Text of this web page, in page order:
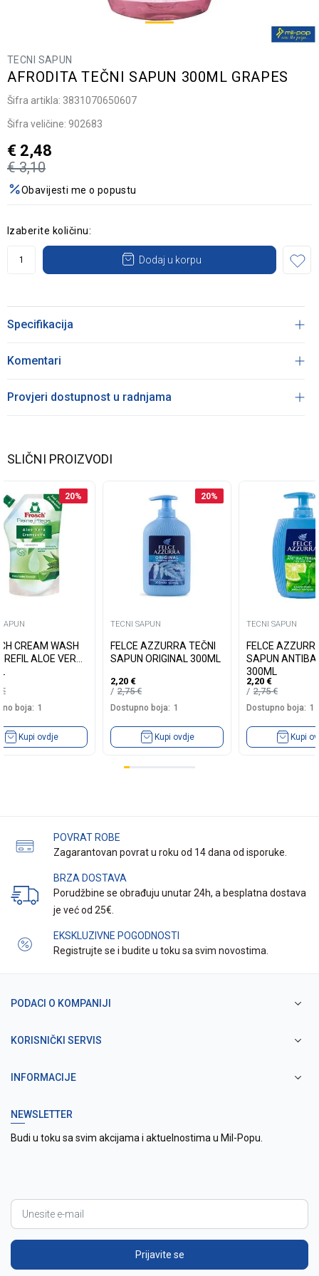
TECNI SAPUN
AFRODITA TEČNI SAPUN 300ML GRAPES
Šifra artikla: 3831070650607
Šifra veličine: 902683
€ 3,10
€ 2,48
Obavijesti me o popustu
Izaberite količinu:
Dodaj u korpu
Specifikacija
Komentari
Provjeri dostupnost u radnjama
SLIČNI PROIZVODI
20%
CREAM WASH
ALOE VERA
€
boja: 1
Kupi ovdje
20%
TECNI SAPUN
FELCE AZZURRA TEČNI
SAPUN ORIGINAL 300ML
2,20 €
2,75€
Dostupno boja: 1
Kupi ovdje
TECNI SAPUN
FELCE
SAPUN
300ML
2,20 €
2,75€
Dostupno boja: 1
Kupi
POVRAT ROBE
Zagarantovan povrat u roku od 14 dana od isporuke.
BRZA DOSTAVA
Porudžbine se obrađuju unutar 24h, a besplatna dostava
je već od 25€.
EKSKLUZIVNE POGODNOSTI
Registrujte se i budite u toku sa svim novostima.
PODACI O KOMPANIJI
KORISNIČKI SERVIS
INFORMACIJE
NEWSLETTER
Budi u toku sa svim akcijama i aktuelnostima u Mil-Popu.
Prijavite se